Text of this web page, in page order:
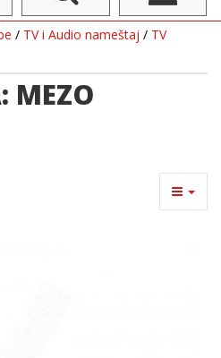
/ TV i Audio nameštaj / TV
MEZO